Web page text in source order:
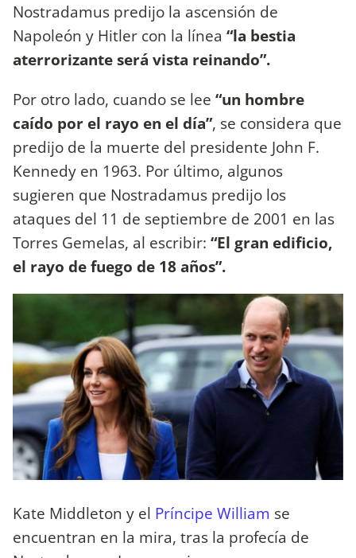
Nostradamus predijo la ascensión de
Napoleón y Hitler con la línea “la bestia
aterrorizante será vista reinando”.
Por otro lado, cuando se lee “un hombre
caído por el rayo en el día”, se considera que
predijo de la muerte del presidente John F.
Kennedy en 1963. Por último, algunos
sugieren que Nostradamus predijo los
ataques del 11 de septiembre de 2001 en las
Torres Gemelas, al escribir: “El gran edificio,
el rayo de fuego de 18 años”.
Kate Middleton y el Príncipe William se
encuentran en la mira, tras la profecía de